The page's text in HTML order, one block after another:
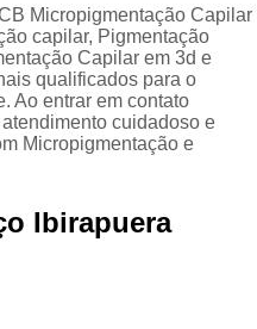
Micropigmentação Cabelo
Micropigmentação Cabelo
Micropigmentação
Capilar Cabelo
Capilar Fio
Micropigmentação Capilar
capilar, Pigmentação
Capilar em 3d e
qualificados para o
Ao entrar em contato
cuidadoso e
Micropigmentação e
Ibirapuera